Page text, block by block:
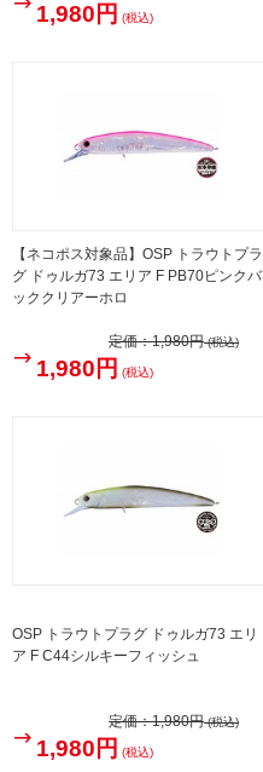
1,980円 (税込)
【ネコポス対象品】OSP トラウトプラ
グ ドゥルガ73 エリア F PB70ピンクバ
ッククリアーホロ
定価：1,980円(税込)
1,980円 (税込)
OSP トラウトプラグ ドゥルガ73 エリ
ア F C44シルキーフィッシュ
定価：1,980円(税込)
1,980円 (税込)